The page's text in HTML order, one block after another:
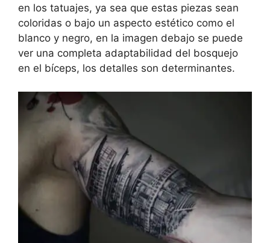
en los tatuajes, ya sea que estas piezas sean
coloridas o bajo un aspecto estético como el
blanco y negro, en la imagen debajo se puede
ver una completa adaptabilidad del bosquejo
en el bíceps, los detalles son determinantes.